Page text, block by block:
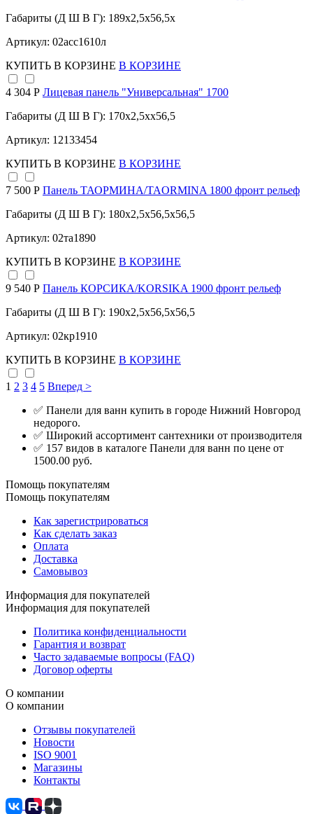
Габариты (Д Ш В Г): 189x2,5x56,5x
Артикул: 02асс1610л
КУПИТЬ В КОРЗИНЕ В КОРЗИНЕ
4 304 Р Лицевая панель "Универсальная" 1700
Габариты (Д Ш В Г): 170x2,5xx56,5
Артикул: 12133454
КУПИТЬ В КОРЗИНЕ В КОРЗИНЕ
7 500 Р Панель ТАОРМИНА/TAORMINA 1800 фронт рельеф
Габариты (Д Ш В Г): 180x2,5x56,5x56,5
Артикул: 02та1890
КУПИТЬ В КОРЗИНЕ В КОРЗИНЕ
9 540 Р Панель КОРСИКА/KORSIKA 1900 фронт рельеф
Габариты (Д Ш В Г): 190x2,5x56,5x56,5
Артикул: 02кр1910
КУПИТЬ В КОРЗИНЕ В КОРЗИНЕ
1 2 3 4 5 Вперед >
✅ Панели для ванн купить в городе Нижний Новгород
недорого.
✅ Широкий ассортимент сантехники от производителя
✅ 157 видов в каталоге Панели для ванн по цене от
1500.00 руб.
Помощь покупателям
Помощь покупателям
Как зарегистрироваться
Как сделать заказ
Оплата
Доставка
Самовывоз
Информация для покупателей
Информация для покупателей
Политика конфиденциальности
Гарантия и возврат
Часто задаваемые вопросы (FAQ)
Договор оферты
О компании
О компании
Отзывы покупателей
Новости
ISO 9001
Магазины
Контакты